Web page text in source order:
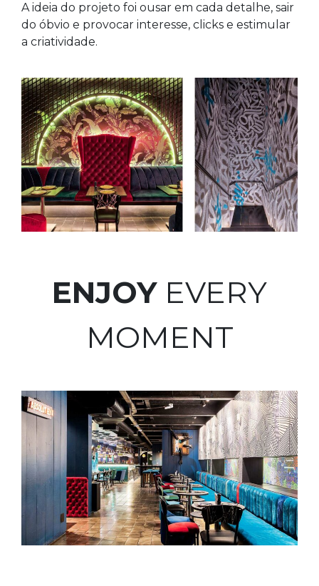
A ideia do projeto foi ousar em cada detalhe, sair
do óbvio e provocar interesse, clicks e estimular
a criatividade.
ENJOYEVERY
MOMENT